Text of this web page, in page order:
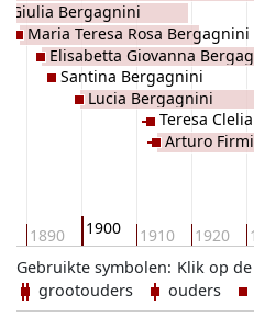
1890 1900 1910 1920
Giulia Bergagnini
Maria Teresa Rosa Bergagnini
Elisabetta Giovanna
Santina Bergagnini
Lucia Bergagnini
Teresa
Arturo
Klik op
Gebruikte symbolen:
grootouders
ouders